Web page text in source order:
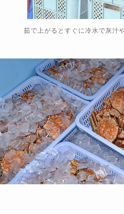
茹で上がるとすぐに冷水で灰汁